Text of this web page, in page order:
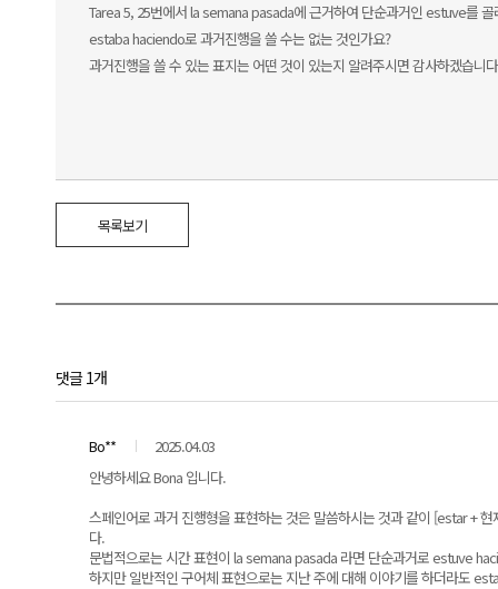
Tarea 5, 25번에서 la semana pasada에 근거하여 단순과거인 estuve를
estaba haciendo로 과거진행을 쓸 수는 없는 것인가요?
과거진행을 쓸 수 있는 표지는 어떤 것이 있는지 알려주시면 감사하겠습니
목록보기
댓글 1개
Bo**
2025.04.03
안녕하세요 Bona 입니다.
스페인어로 과거 진행형을 표현하는 것은 말씀하시는 것과 같이 [estar +
다.
문법적으로는 시간 표현이 la semana pasada 라면 단순과거로 estuve
하지만 일반적인 구어체 표현으로는 지난 주에 대해 이야기를 하더라도